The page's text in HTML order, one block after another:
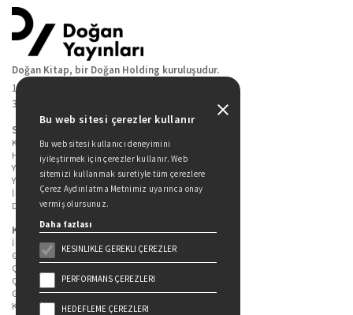
Doğan Kitap, bir Doğan Holding kuruluşudur.
19 Mayıs Cad. Golden Plaza No:1 Kat:10
34360 / Şişli / İstanbul
Sitede Yer Alan Sayfalar
Kitaplarımız
Hakkımızda
Yazarlarımız
Yazar Adayları İçin
İletişim
Duygu Asena Roman Ödülü
Kişisel Verilerin Korunması
İlgili Kişi Başvuru Formu
Genel Aydınlatma Metni
Çekiliş Aydınlatma Metni
Çerez Aydınlatma Metni
Gizlilik Politikası
Kullanım Şartları
Bu web sitesi çerezler kullanır
Bu web sitesi kullanıcı deneyimini
iyileştirmek için çerezler kullanır. Web
sitemizi kullanmak suretiyle tüm çerezlere
Çerez Aydınlatma Metnimiz uyarınca onay
vermiş olursunuz.
Daha fazlası
KESINLIKLE GEREKLI ÇEREZLER
PERFORMANS ÇEREZLERI
HEDEFLEME ÇEREZLERI